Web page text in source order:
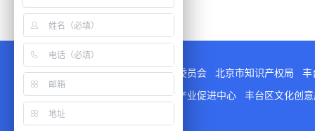
指导单位： 北京市科学技术委员会 北京市知识产权局
丰
支持单位： 北京市文化创意产业促进中心
丰台区文化创
平台检测与认证领域中心